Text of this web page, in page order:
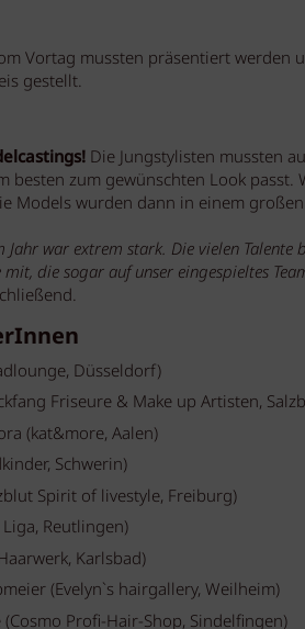
Vortag mussten präsentiert werden
gestellt.
Die Jungstylisten mussten
besten zum gewünschten Look
Models wurden dann in einem
Jahr war extrem stark. Die vielen
die sogar auf unser eingespieltes
Düsseldorf)
Friseure & Make up Artisten,
(kat&more, Aalen)
Schwerin)
Spirit of livestyle, Freiburg)
Reutlingen)
Karlsbad)
(Evelyn`s hairgallery, Weilheim)
Profi-Hair-Shop, Sindelfingen)